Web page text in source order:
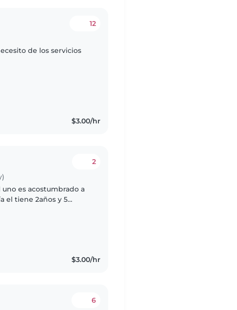
12
de los servicios
$3.00/hr
2
es acostumbrado a
el tiene 2años y 5
$3.00/hr
6